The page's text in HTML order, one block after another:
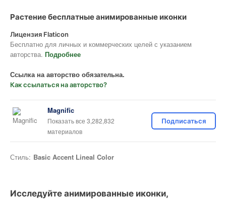
Растение бесплатные анимированные иконки
Лицензия Flaticon
Бесплатно для личных и коммерческих целей с указанием
авторства. Подробнее
Ссылка на авторство обязательна.
Как ссылаться на авторство?
Magnific
Показать все 3,282,832
материалов
Подписаться
Стиль: Basic Accent Lineal Color
Исследуйте анимированные иконки,